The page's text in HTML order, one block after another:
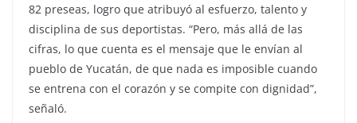
82 preseas, logro que atribuyó al esfuerzo, talento y
disciplina de sus deportistas. “Pero, más allá de las
cifras, lo que cuenta es el mensaje que le envían al
pueblo de Yucatán, de que nada es imposible cuando
se entrena con el corazón y se compite con dignidad”,
señaló.